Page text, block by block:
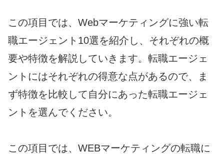
この項目では、Webマーケティングに強い転
職エージェント10選を紹介し、それぞれの概
要や特徴を解説していきます。転職エージェ
ントにはそれぞれの得意な点があるので、ま
ず特徴を比較して自分にあった転職エージェ
ントを選んでください。
この項目では、WEBマーケティングの転職に